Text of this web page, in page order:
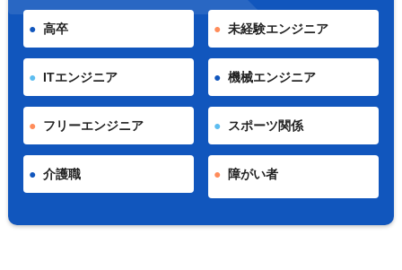
高卒 未経験エンジニア
ITエンジニア 機械エンジニア
フリーエンジニア スポーツ関係
介護職 障がい者